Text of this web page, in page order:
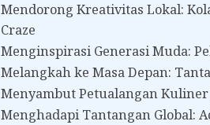
Mendorong Kreativitas Lokal:
Craze
Menginspirasi Generasi Muda:
Melangkah ke Masa Depan:
Menyambut Petualangan
Menghadapi Tantangan Global: